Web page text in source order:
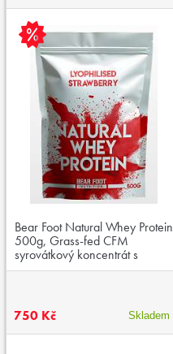
Bear Foot Natural Whey Protein
500g, Grass-fed CFM
syrovátkový koncentrát s
lyofilizovaným ovocem
750 Kč Skladem